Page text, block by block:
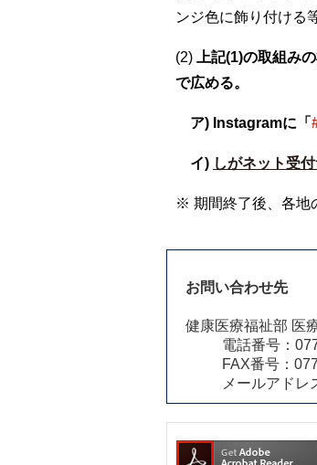
ンジ色に飾り付ける
(2)
上記(1)の取組み
で広める。
ア) Instagramに「
イ) しがネット受
※ 期間終了後、各地
お問い合わせ先
健康医療福祉部 医
電話番号：
FAX番号：
メールアドレ